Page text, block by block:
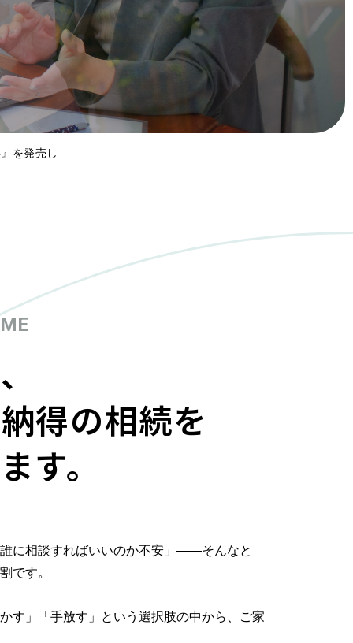
を発売し
得の相続を
す。
に相談すればいいのか不安」――そんなと
です。
す」「手放す」という選択肢の中から、ご家